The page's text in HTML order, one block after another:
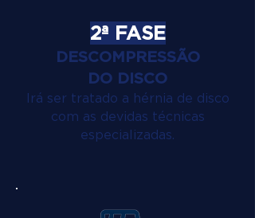
2ª FASE
DESCOMPRESSÃO
DO DISCO
Irá ser tratado a hérnia de disco
com as devidas técnicas
especializadas.